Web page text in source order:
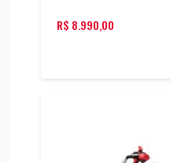
R$ 8.990,00